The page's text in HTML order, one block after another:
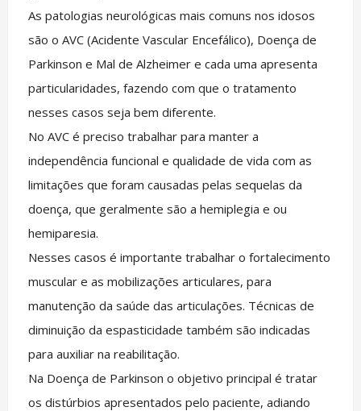
As patologias neurológicas mais comuns nos idosos
são o AVC (Acidente Vascular Encefálico), Doença de
Parkinson e Mal de Alzheimer e cada uma apresenta
particularidades, fazendo com que o tratamento
nesses casos seja bem diferente.
No AVC é preciso trabalhar para manter a
independência funcional e qualidade de vida com as
limitações que foram causadas pelas sequelas da
doença, que geralmente são a hemiplegia e ou
hemiparesia.
Nesses casos é importante trabalhar o fortalecimento
muscular e as mobilizações articulares, para
manutenção da saúde das articulações. Técnicas de
diminuição da espasticidade também são indicadas
para auxiliar na reabilitação.
Na Doença de Parkinson o objetivo principal é tratar
os distúrbios apresentados pelo paciente, adiando